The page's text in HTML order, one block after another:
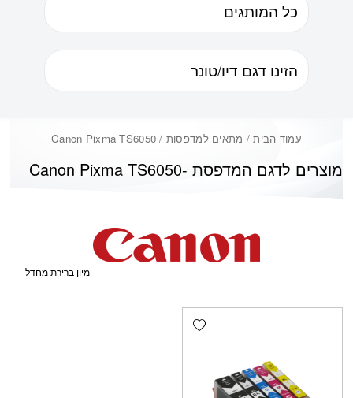
עמוד הבית/ מתאים למדפסות / Canon Pixma TS6050
Canon Pixma TS6050מוצרים לדגם המדפסת -
Add wishlist